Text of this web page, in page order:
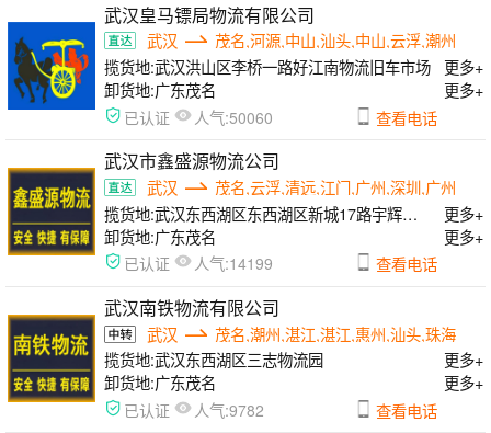
武汉皇马镖局物流有限公司
武汉
茂名,河源,中山,汕头,中山,云浮,潮州
揽货地:武汉洪山区李桥一路好江南物流旧车市场
更多+
卸货地:广东茂名 更多+
已认证 人气:50060 查看电话
武汉市鑫盛源物流公司
武汉
茂名,云浮,清远,江门,广州,深圳,广州
揽货地:武汉东西湖区东西湖区新城17路宇辉物流园
更多+
卸货地:广东茂名 更多+
已认证 人气:14199 查看电话
武汉南铁物流有限公司
武汉
茂名,潮州,湛江,湛江,惠州,汕头,珠海
揽货地:武汉东西湖区三志物流园
更多+
卸货地:广东茂名 更多+
已认证 人气:9782 查看电话